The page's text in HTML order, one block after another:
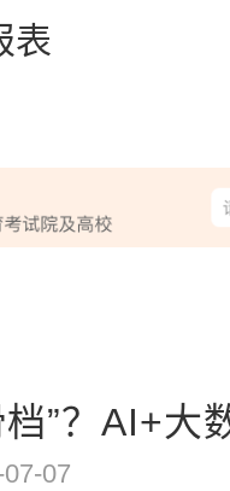
表
”？AI+大
07